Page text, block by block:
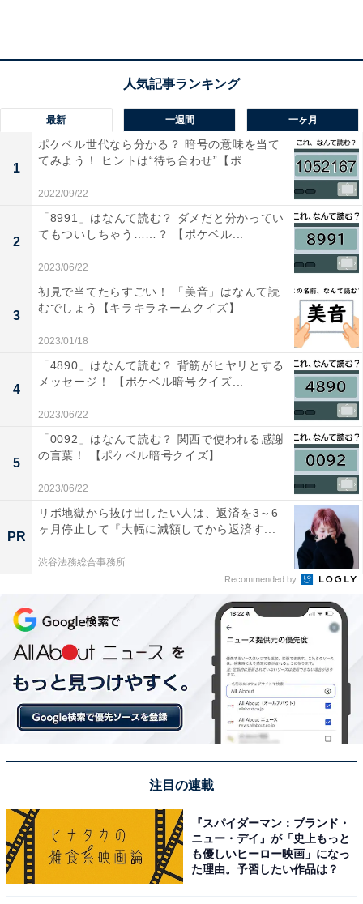
おすすめ記事
・
【日本の絶景クイズ】この美しい景色が見られるのはど
の都道府県？
【日本の絶景クイズ】この美しい“黄金色のトンネル”が
見られるのはどの都道府県？
・
最新 一週間 一ヶ月
1
ポケベル世代なら分かる？ 暗号の意味を当て
てみよう！ ヒントは“待ち合わせ”【ポ...
2022/09/22
2
「8991」はなんて読む？ ダメだと分かってい
てもついしちゃう……？ 【ポケベル...
2023/06/22
3
初見で当てたらすごい！ 「美音」はなんて読
むでしょう【キラキラネームクイズ】
2023/01/18
4
「4890」はなんて読む？ 背筋がヒヤリとする
メッセージ！ 【ポケベル暗号クイズ...
2023/06/22
5
「0092」はなんて読む？ 関西で使われる感謝
の言葉！ 【ポケベル暗号クイズ】
2023/06/22
PR
リボ地獄から抜け出したい人は、返済を3～6
ヶ月停止して『大幅に減額してから返済す...
渋谷法務総合事務所
Recommended by
注目の連載
『スパイダーマン：ブランド・
ニュー・デイ』が「史上もっと
も優しいヒーロー映画」になっ
た理由。予習したい作品は？